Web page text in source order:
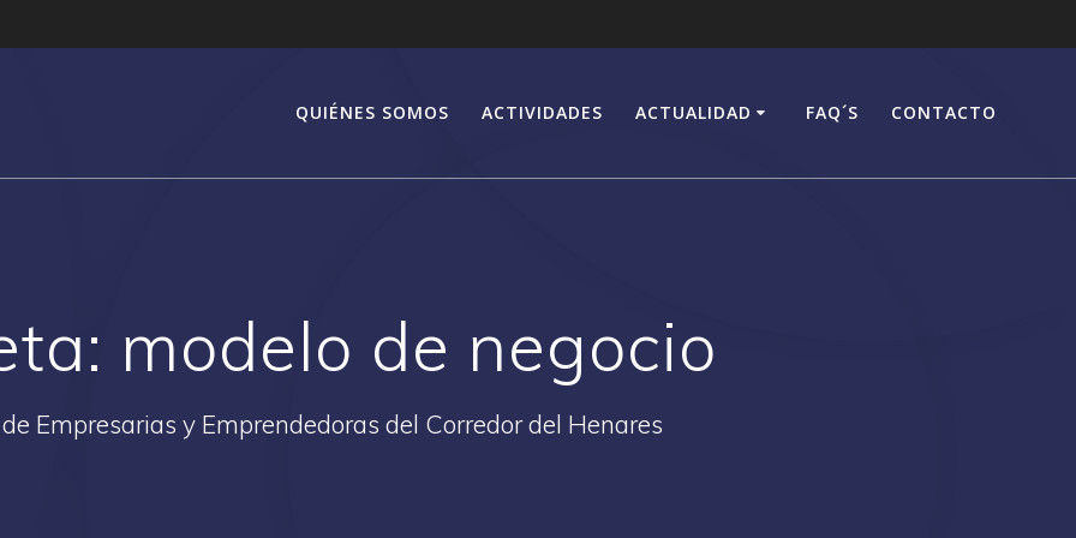
QUIÉNES SOMOS ACTIVIDADES ACTUALIDAD FAQ´S CONTACTO
modelo de negocio
Empresarias y Emprendedoras del Corredor del Henares